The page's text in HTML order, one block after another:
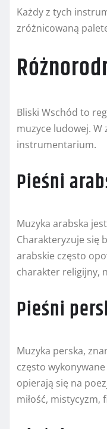
Każdy z tych
zróżnicowaną
Bliski Wschód to
muzyce ludowej.
instrumentarium.
Pieśni
Muzyka arabska
Charakteryzuje się
arabskie często
charakter religijny,
Pieśni
Muzyka perska,
często
opierają się na
miłość, mistycyzm,